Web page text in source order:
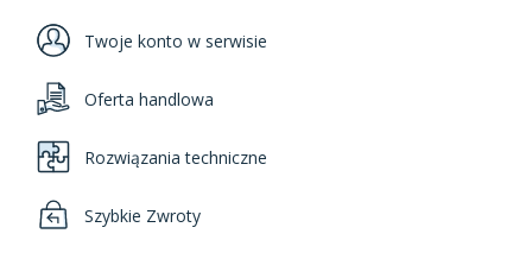
Twoje konto w serwisie
Oferta handlowa
Rozwiązania techniczne
Szybkie Zwroty